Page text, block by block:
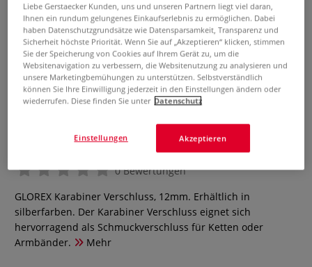
GLOREX Karabiner Verschluss,
0 Bewertungen
GLOREX Karabiner Verschluss, 12mm. Erhältlich in
silberfarben. Der Karabiner Verschluss eignet sich
hervorragend als Schmuckverschluss für Ketten oder
Armbänder.
Mehr
Liebe Gerstaecker Kunden, uns und unseren Partnern liegt viel daran,
Ihnen ein rundum gelungenes Einkaufserlebnis zu ermöglichen. Dabei
haben Datenschutzgrundsätze wie Datensparsamkeit, Transparenz und
Sicherheit höchste Priorität. Wenn Sie auf „Akzeptieren“ klicken, stimmen
Sie der Speicherung von Cookies auf Ihrem Gerät zu, um die
Websitenavigation zu verbessern, die Websitenutzung zu analysieren und
unsere Marketingbemühungen zu unterstützen. Selbstverständlich
können Sie Ihre Einwilligung jederzeit in den Einstellungen ändern oder
wiederrufen. Diese finden Sie unter Datenschutz
Akzeptieren
Einstellungen